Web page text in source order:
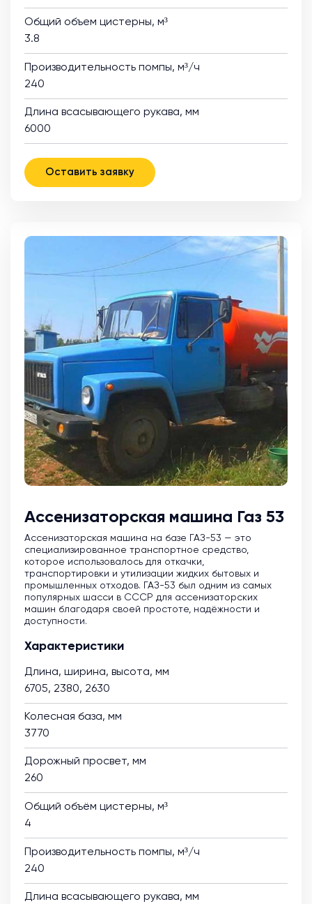
Общий объем цистерны, м³
3.8
Производительность помпы, м³/ч
240
Длина всасывающего рукава, мм
6000
Оставить заявку
Ассенизаторская машина Газ 53
Ассенизаторская машина на базе ГАЗ-53 — это
специализированное транспортное средство,
которое использовалось для откачки,
транспортировки и утилизации жидких бытовых и
промышленных отходов. ГАЗ-53 был одним из самых
популярных шасси в СССР для ассенизаторских
машин благодаря своей простоте, надёжности и
доступности.
Характеристики
Длина, ширина, высота, мм
6705, 2380, 2630
Колесная база, мм
3770
Дорожный просвет, мм
260
Общий объём цистерны, м³
4
Производительность помпы, м³/ч
240
Длина всасывающего рукава, мм